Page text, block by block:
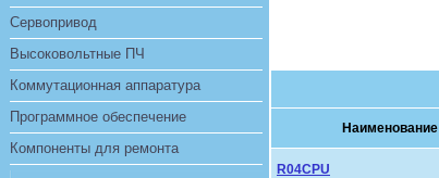
Сервопривод
Высоковольтные ПЧ
Коммутационная аппаратура
Программное обеспечение
Компоненты для ремонта
Наименование
R04CPU